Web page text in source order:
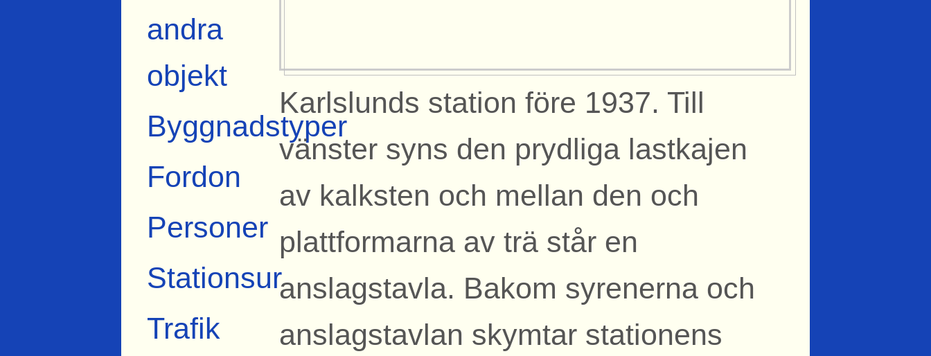
andra
objekt
Byggnadstyper
Fordon
Personer
Stationsur
Trafik
Karlslunds station före 1937. Till
vänster syns den prydliga lastkajen
av kalksten och mellan den och
plattformarna av trä står en
anslagstavla. Bakom syrenerna och
anslagstavlan skymtar stationens